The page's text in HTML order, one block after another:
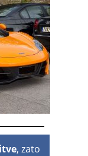
, zato